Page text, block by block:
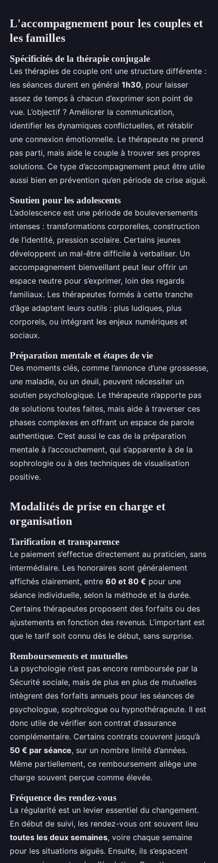
L'accompagnement pour les couples et
les familles
Spécificités de la thérapie conjugale
Les thérapies de couple ont une structure différente :
les séances durent en général 1h30, pour laisser
assez de temps à chacun d’exprimer son point de
vue. L’objectif ? Améliorer la communication,
identifier les dynamiques conflictuelles, et rétablir
une connexion émotionnelle. Le thérapeute ne prend
pas parti, mais aide le couple à trouver ses propres
solutions. Ce type d’accompagnement peut être utile
aussi bien en prévention qu’en période de crise aiguë.
Soutien pour les adolescents
L’adolescence est une période de bouleversements
intenses : transformations corporelles, construction
de l’identité, pression scolaire. Certains jeunes
développent un mal-être difficile à verbaliser. Un
accompagnement bienveillant peut leur offrir un
espace neutre pour s’exprimer, loin des regards
familiaux. Les thérapeutes formés à cette tranche
d’âge adaptent leurs outils : plus ludiques, plus
corporels, ou intégrant les enjeux numériques et
sociaux.
Préparation mentale et étapes de vie
Des moments clés, comme l’annonce d’une grossesse,
une maladie, ou un deuil, peuvent nécessiter un
soutien psychologique. Le thérapeute n’apporte pas
de solutions toutes faites, mais aide à traverser ces
phases complexes en offrant un espace de parole
authentique. C’est aussi le cas de la préparation
mentale à l’accouchement, qui s’apparente à de la
sophrologie ou à des techniques de visualisation
positive.
Modalités de prise en charge et
organisation
Tarification et transparence
Le paiement s’effectue directement au praticien, sans
intermédiaire. Les honoraires sont généralement
affichés clairement, entre 60 et 80 € pour une
séance individuelle, selon la méthode et la durée.
Certains thérapeutes proposent des forfaits ou des
ajustements en fonction des revenus. L’important est
que le tarif soit connu dès le début, sans surprise.
Remboursements et mutuelles
La psychologie n’est pas encore remboursée par la
Sécurité sociale, mais de plus en plus de mutuelles
intègrent des forfaits annuels pour les séances de
psychologue, sophrologue ou hypnothérapeute. Il est
donc utile de vérifier son contrat d’assurance
complémentaire. Certains contrats couvrent jusqu’à
50 € par séance, sur un nombre limité d’années.
Même partiellement, ce remboursement allège une
charge souvent perçue comme élevée.
Fréquence des rendez-vous
La régularité est un levier essentiel du changement.
En début de suivi, les rendez-vous ont souvent lieu
toutes les deux semaines, voire chaque semaine
pour les situations aiguës. Ensuite, ils s’espacent